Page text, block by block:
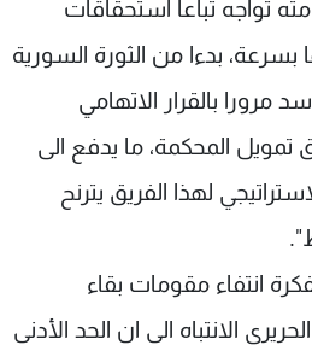
تواجه تباعا استحقاقات
بدءا من الثورة السورية
مرورا بالقرار الاتهامي
تمويل المحكمة، ما يدفع الى
لهذا الفريق يترنح
انتفاء مقومات بقاء
الانتباه الى ان الحد الأدنى